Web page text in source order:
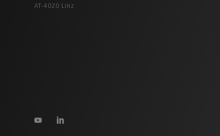
AT-4020 Linz